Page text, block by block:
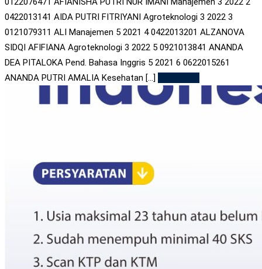
0422013141 AIDA PUTRI FITRIYANI Agroteknologi 3 2022 3
0121079311 ALI Manajemen 5 2021 4 0422013201 ALZANOVA
SIDQI AFIFIANA Agroteknologi 3 2022 5 0921013841 ANANDA
DEA PITALOKA Pend. Bahasa Inggris 5 2021 6 0622015261
ANANDA PUTRI AMALIA Kesehatan [...]